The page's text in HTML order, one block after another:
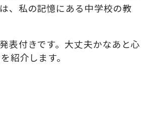
、私の記憶にある中学校の教
表付きです。大丈夫かなあと心
紹介します。